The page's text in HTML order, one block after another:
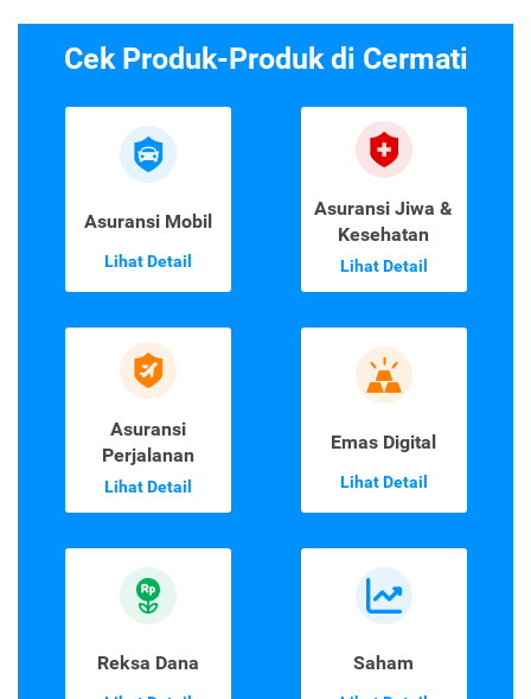
Cek Produk-Produk di Cermati
Asuransi Mobil
Lihat Detail
Asuransi Jiwa &
Kesehatan
Lihat Detail
Asuransi
Perjalanan
Lihat Detail
Emas Digital
Lihat Detail
Reksa Dana Saham